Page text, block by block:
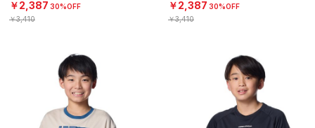
ーニング/BOYS）
￥2,387 30%OFF
￥3,410
ーニング/BOYS）
￥2,387 30%OFF
￥3,410